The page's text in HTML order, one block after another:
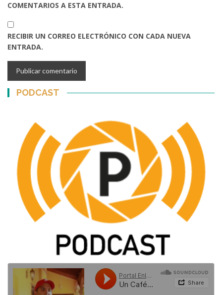
COMENTARIOS A ESTA ENTRADA.
RECIBIR UN CORREO ELECTRÓNICO CON CADA NUEVA
ENTRADA.
PODCAST